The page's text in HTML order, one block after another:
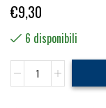
€9,30
6 disponibili
Tungsten